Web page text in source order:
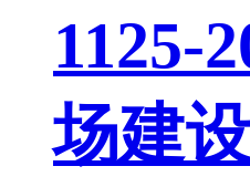
1125-
场建